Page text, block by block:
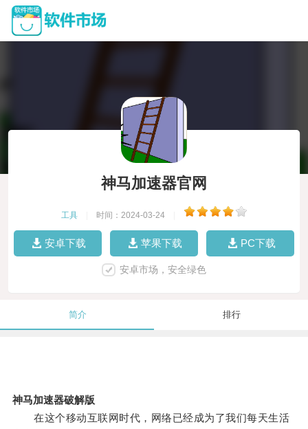
神马加速器官网
工具 时间：2024-03-24
安卓下载 苹果下载 PC下载
安卓市场，安全绿色
简介 排行
神马加速器破解版
在这个移动互联网时代，网络已经成为了我们每天生活